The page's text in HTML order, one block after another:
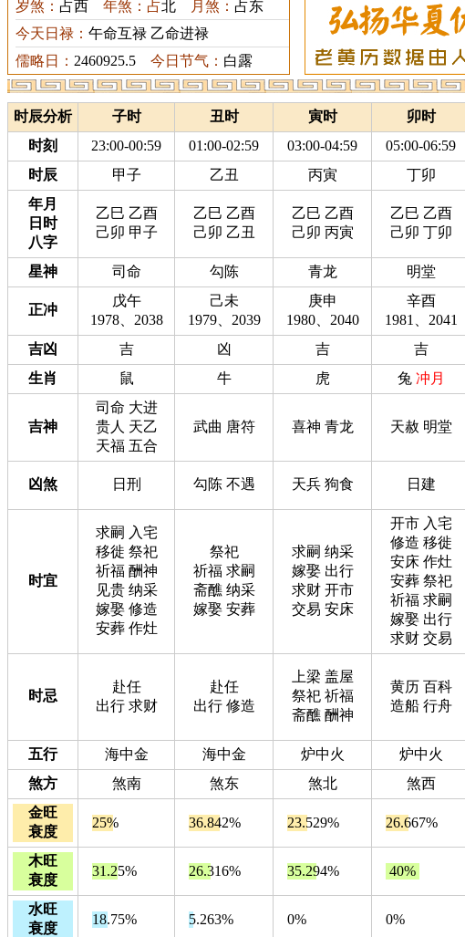
岁煞： 占西 年煞：占北 月煞： 占东
今天日禄： 午命互禄 乙命进禄
儒略日： 2460925.5 今日节气： 白露
时辰分析 子时 丑时 寅时 卯时
时刻
23:00-00:59 01:00-02:59 03:00-04:59 05:00-06:59
时辰
甲子 乙丑 丙寅 丁卯
年月
日时
八字
乙巳 乙酉
己卯 甲子
乙巳 乙酉
己卯 乙丑
乙巳 乙酉
己卯 丙寅
乙巳 乙酉
己卯 丁卯
星神 司命 勾陈 青龙 明堂
正冲
戊午
1978、2038
己未
1979、2039
庚申
1980、2040
辛酉
1981、2041
吉凶
吉 凶 吉 吉
生肖
鼠 牛 虎 兔 冲月
吉神
司命 大进
贵人 天乙
天福 五合
武曲 唐符 喜神 青龙 天赦 明堂
凶煞 日刑 勾陈 不遇 天兵 狗食 日建
时宜
求嗣 入宅
移徙 祭祀
祈福 酬神
见贵 纳采
嫁娶 修造
安葬 作灶
祭祀
祈福 求嗣
斋醮 纳采
嫁娶 安葬
求嗣 纳采
嫁娶 出行
求财 开市
交易 安床
开市 入宅
修造 移徙
安床 作灶
安葬 祭祀
祈福 求嗣
嫁娶 出行
求财 交易
时忌
赴任
出行 求财
赴任
出行 修造
上梁 盖屋
祭祀 祈福
斋醮 酬神
黄历 百科
造船 行舟
五行 海中金 海中金 炉中火 炉中火
煞方
煞南 煞东 煞北 煞西
金旺
衰度
25% 36.842% 23.529% 26.667%
木旺
衰度
31.25% 26.316% 35.294% 40%
水旺
衰度
18.75% 5.263% 0% 0%